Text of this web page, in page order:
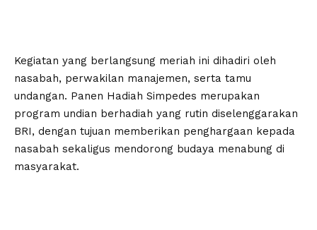
Kegiatan yang berlangsung meriah ini dihadiri oleh
nasabah, perwakilan manajemen, serta tamu
undangan. Panen Hadiah Simpedes merupakan
program undian berhadiah yang rutin diselenggarakan
BRI, dengan tujuan memberikan penghargaan kepada
nasabah sekaligus mendorong budaya menabung di
masyarakat.